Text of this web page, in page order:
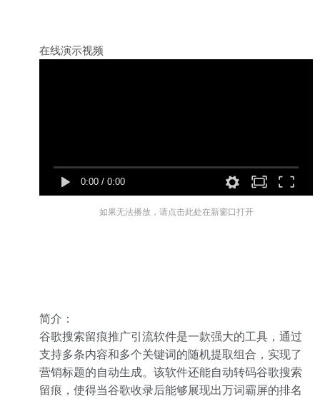
在线演示视频
0:00 / 0:00
如果无法播放，请点击此处在新窗口打开
简介：
谷歌搜索留痕推广引流软件是一款强大的工具，通过
支持多条内容和多个关键词的随机提取组合，实现了
营销标题的自动生成。该软件还能自动转码谷歌搜索
留痕，使得当谷歌收录后能够展现出万词霸屏的排名